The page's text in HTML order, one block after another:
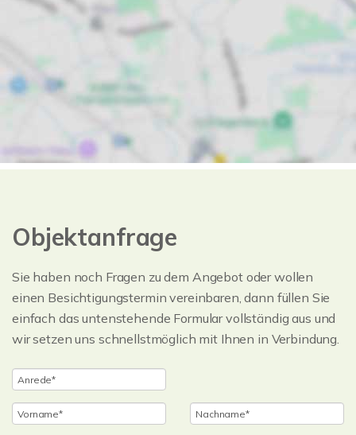
Objektanfrage
Sie haben noch Fragen zu dem Angebot oder wollen
einen Besichtigungstermin vereinbaren, dann füllen Sie
einfach das untenstehende Formular vollständig aus und
wir setzen uns schnellstmöglich mit Ihnen in Verbindung.